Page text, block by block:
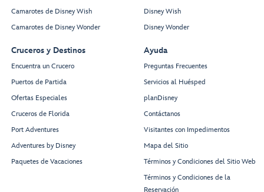
Camarotes de Disney Wish
Camarotes de Disney Wonder
Cruceros y Destinos
Encuentra un Crucero
Puertos de Partida
Ofertas Especiales
Cruceros de Florida
Port Adventures
Adventures by Disney
Paquetes de Vacaciones
Disney Wish
Disney Wonder
Ayuda
Preguntas Frecuentes
Servicios al Huésped
planDisney
Contáctanos
Visitantes con Impedimentos
Mapa del Sitio
Términos y Condiciones del Sitio Web
Términos y Condiciones de la
Reservación